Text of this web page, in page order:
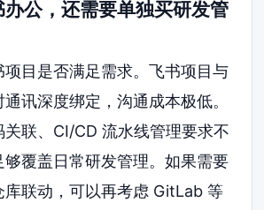
办公，还需要单独买研发管
目是否满足需求。飞书项目与
讯深度绑定，沟通成本极低。
联、CI/CD 流水线管理要求不
覆盖日常研发管理。如果需要
库联动，可以再考虑 GitLab 等